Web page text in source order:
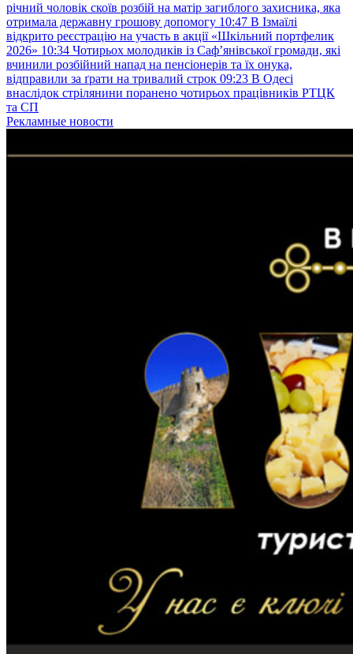
річний чоловік скоїв розбій на матір загиблого захисника, яка
отримала державну грошову допомогу 10:47 В Ізмаїлі
відкрито реєстрацію на участь в акції «Шкільний портфелик
2026» 10:34 Чотирьох молодиків із Саф’янівської громади, які
вчинили розбійний напад на пенсіонерів та їх онука,
відправили за ґрати на тривалий строк 09:23 В Одесі
внаслідок стрілянини поранено чотирьох працівників РТЦК
та СП
Рекламные новости